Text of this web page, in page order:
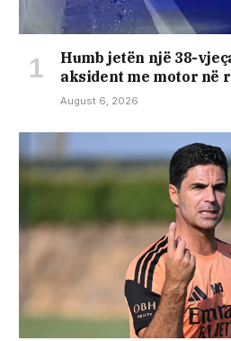
Humb jetën një 38-
aksident me motor në
August 6, 2026